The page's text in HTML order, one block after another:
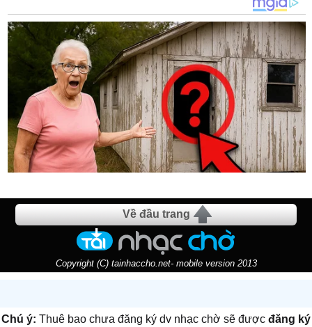
Về đầu trang
Copyright (C) tainhaccho.net- mobile version 2013
Chú ý: Thuê bao chưa đăng ký dv nhạc chờ sẽ được đăng ký